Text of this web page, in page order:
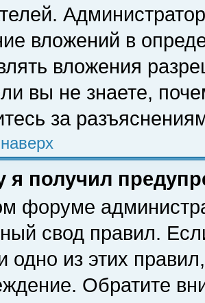
вложений в
вложения
вы не знаете,
за
я получил
форуме
свод правил.
одно из этих
Обратите